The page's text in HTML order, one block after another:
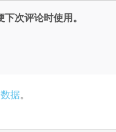
次评论时使用。
据。